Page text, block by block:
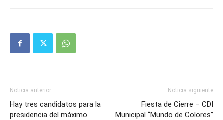
Noticia anterior
Hay tres candidatos para la
presidencia del máximo
Noticia siguiente
Fiesta de Cierre – CDI
Municipal “Mundo de Colores”